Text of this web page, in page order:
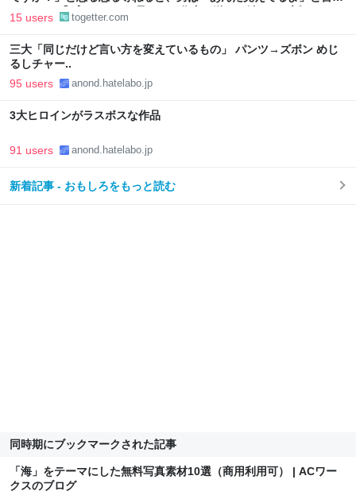
てきた… 『プリンセスお母さん』作者が送るお姉さんの話
15 users togetter.com
三大「同じだけど言い方を変えているもの」 パンツ→ズボン めじ
るしチャー..
95 users anond.hatelabo.jp
3大ヒロインがラスボスな作品
91 users anond.hatelabo.jp
新着記事 - おもしろをもっと読む
同時期にブックマークされた記事
「海」をテーマにした無料写真素材10選（商用利用可） | ACワー
クスのブログ